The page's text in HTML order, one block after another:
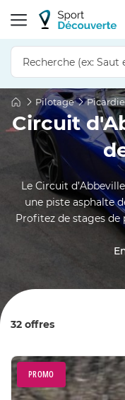
Pilotage Picardie
Circuit
Le Circuit
une piste asphalte
Profitez de stages
d’exception
l’adrénaline d’un
des pilotes
inoubliable alliant
ressentez la
32 offres
PROMO